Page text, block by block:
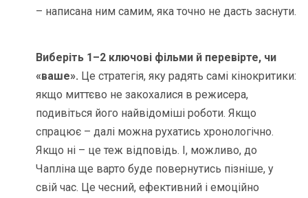
– написана ним самим, яка точно не дасть заснути.
Виберіть 1–2 ключові фільми й перевірте, чи
«ваше». Це стратегія, яку радять самі кінокритики:
якщо миттєво не закохалися в режисера,
подивіться його найвідоміші роботи. Якщо
спрацює – далі можна рухатись хронологічно.
Якщо ні – це теж відповідь. І, можливо, до
Чапліна ще варто буде повернутись пізніше, у
свій час. Це чесний, ефективний і емоційно